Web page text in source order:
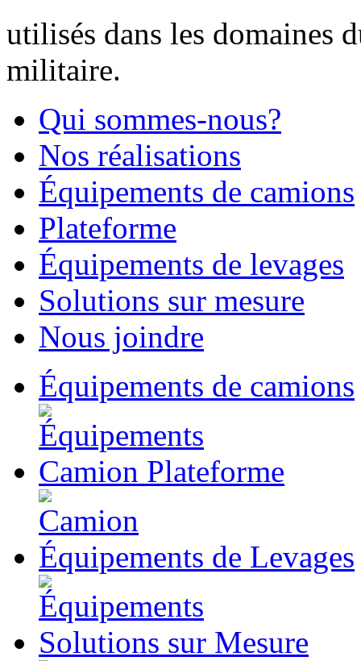
utilisés dans les domaines
militaire.
Qui sommes-nous?
Nos réalisations
Équipements de camions
Plateforme
Équipements de levages
Solutions sur mesure
Nous joindre
Équipements de camions
Camion Plateforme
Équipements de Levages
Solutions sur Mesure